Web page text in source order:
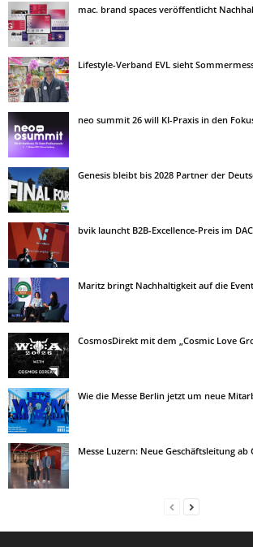
mac. brand spaces veröffentlicht
Lifestyle-Verband EVL sieht
neo summit 26 will KI-Praxis in den
Genesis bleibt bis 2028 Partner der
bvik launcht B2B-Excellence-Preis im
Maritz bringt Nachhaltigkeit auf die
CosmosDirekt mit dem „Cosmic Love
Wie die Messe Berlin jetzt um neue
Messe Luzern: Neue Geschäftsleitung